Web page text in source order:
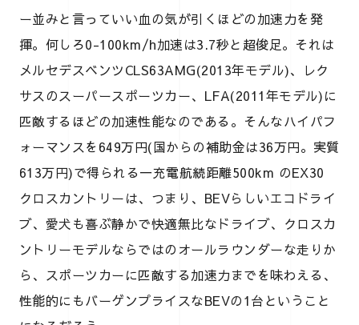
ー並みと言っていい血の気が引くほどの加速力を発
揮。何しろ0-100km/h加速は3.7秒と超俊足。それは
メルセデスベンツCLS63AMG(2013年モデル)、レク
サスのスーパースポーツカー、LFA(2011年モデル)に
匹敵するほどの加速性能なのである。そんなハイパフ
ォーマンスを649万円(国からの補助金は36万円。実質
613万円)で得られる一充電航続距離500km のEX30
クロスカントリーは、つまり、BEVらしいエコドライ
ブ、愛犬も喜ぶ静かで快適無比なドライブ、クロスカ
ントリーモデルならではのオールラウンダーな走りか
ら、スポーツカーに匹敵する加速力までを味わえる、
性能的にもバーゲンプライスなBEVの1台ということ